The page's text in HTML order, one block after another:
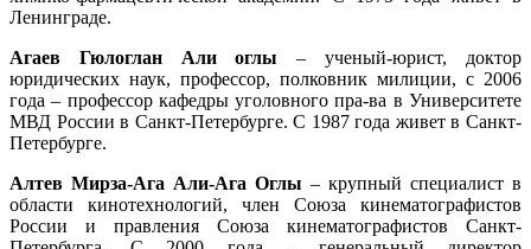
Ленинграде.
Агаев Гюлоглан Али оглы – ученый-юрист, доктор
юридических наук, профессор, полковник милиции, с 2006
года – профессор кафедры уголовного пра-ва в Университете
МВД России в Санкт-Петербурге. С 1987 года живет в Санкт-
Петербурге.
Алтев Мирза-Ага Али-Ага Оглы – крупный специалист в
области кинотехнологий, член Союза кинематографистов
России и правления Союза кинематографистов Санкт-